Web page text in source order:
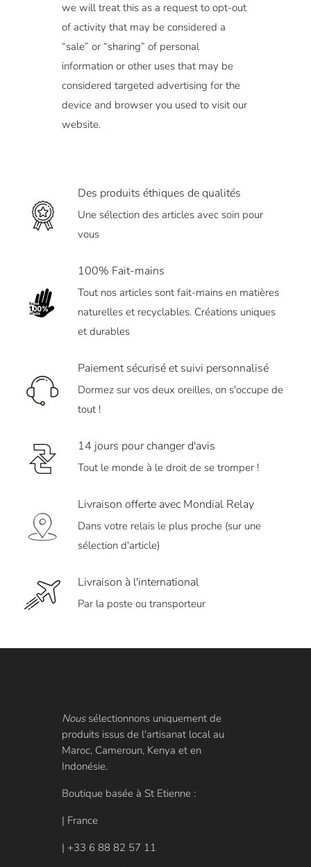
we will treat this as a request to opt-out
of activity that may be considered a
“sale” or “sharing” of personal
information or other uses that may be
considered targeted advertising for the
device and browser you used to visit our
website.
Des produits éthiques de qualités
Une sélection des articles avec soin pour
vous
100% Fait-mains
Tout nos articles sont fait-mains en matières
naturelles et recyclables. Créations uniques
et durables
Paiement sécurisé et suivi personnalisé
Dormez sur vos deux oreilles, on s'occupe de
tout !
14 jours pour changer d'avis
Tout le monde à le droit de se tromper !
Livraison offerte avec Mondial Relay
Dans votre relais le plus proche (sur une
sélection d'article)
Livraison à l'international
Par la poste ou transporteur
Noussélectionnons uniquement de
produits issus de l'artisanat local au
Maroc, Cameroun, Kenya et en
Indonésie.
Boutique basée à St Etienne :
| France
| +33 6 88 82 57 11